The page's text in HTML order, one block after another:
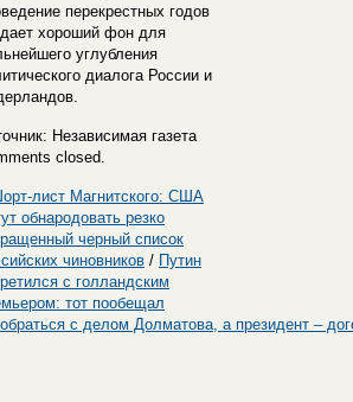
перекрестных годов
хороший фон для
углубления
диалога России и
Независимая газета
closed.
лист Магнитского: США
обнародовать резко
черный список
чиновников / Путин
с голландским
тот пообещал
с делом Долматова, а президент –